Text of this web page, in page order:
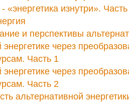
«энергетика изнутри».
и перспективы
энергетике через
Часть 1
энергетике через
Часть 2
альтернативной